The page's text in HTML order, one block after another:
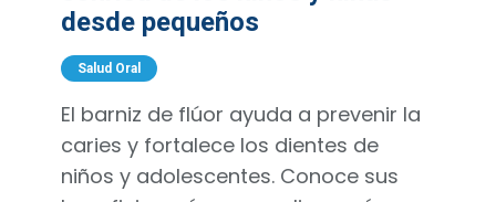
desde pequeños
Salud Oral
El barniz de flúor ayuda a prevenir la
caries y fortalece los dientes de
niños y adolescentes. Conoce sus